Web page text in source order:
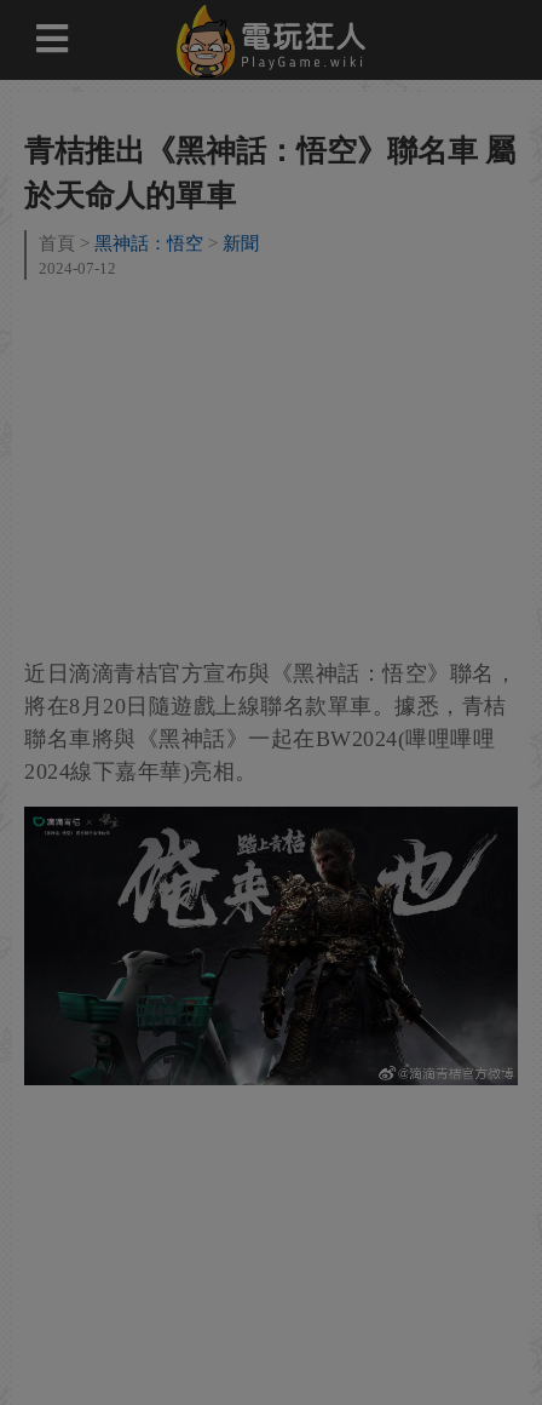
青桔推出《黑神話：悟空》聯名車 屬
於天命人的單車
首頁 黑神話：悟空 新聞
2024-07-12
近日滴滴青桔官方宣布與《黑神話：悟空》聯名，
將在8月20日隨遊戲上線聯名款單車。據悉，青桔
聯名車將與《黑神話》一起在BW2024(嗶哩嗶哩
2024線下嘉年華)亮相。